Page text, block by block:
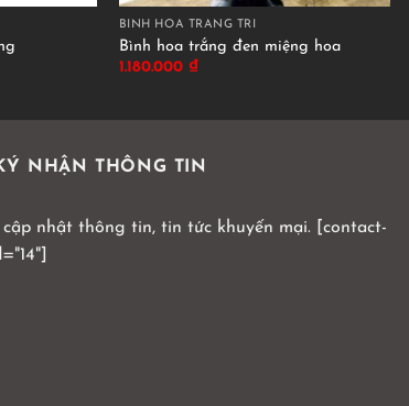
BÌNH HOA TRANG TRÍ
Bình hoa trắng đen miệng hoa
1.180.000 ₫
NHẬN THÔNG TIN
nhật thông tin, tin tức khuyến mại. [contact-